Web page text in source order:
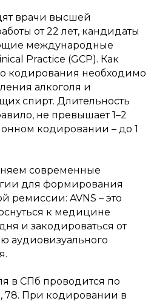
врачи высшей
от 22 лет, кандидаты
международные
Practice (GCP). Как
кодирования необходимо
алкоголя и
спирт. Длительность
не превышает 1–2
кодировании – до 1
современные
для формирования
ремиссии: AVNS – это
к медицине
и закодироваться от
аудиовизуального
в СПб проводится по
78. При кодировании в